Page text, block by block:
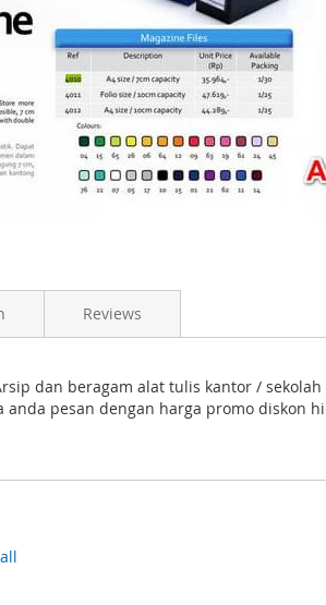
dan beragam alat tulis kantor /
anda pesan dengan harga promo
Reviews